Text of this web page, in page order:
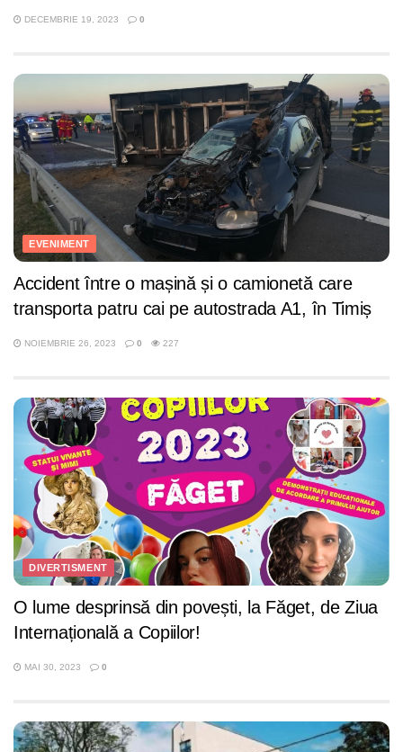
DECEMBRIE 19, 2023 0
EVENIMENT
Accident între o mașină și o camionetă care
transporta patru cai pe autostrada A1, în Timiș
NOIEMBRIE 26, 2023 0 227
DIVERTISMENT
O lume desprinsă din povești, la Făget, de Ziua
Internațională a Copiilor!
MAI 30, 2023 0